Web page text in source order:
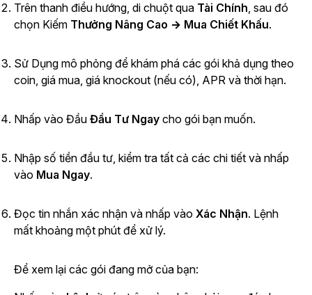
Trên thanh điều hướng, di chuột qua Tài Chính, sau đó
chọn Kiếm Thưởng Nâng Cao → Mua Chiết Khấu.
Sử Dụng mô phỏng để khám phá các gói khả dụng theo
coin, giá mua, giá knockout (nếu có), APR và thời hạn.
Nhấp vào Đầu Đầu Tư Ngay cho gói bạn muốn.
Nhập số tiền đầu tư, kiểm tra tất cả các chi tiết và nhấp
vào Mua Ngay.
Đọc tin nhắn xác nhận và nhấp vào Xác Nhận. Lệnh
mất khoảng một phút để xử lý.
Để xem lại các gói đang mở của bạn: